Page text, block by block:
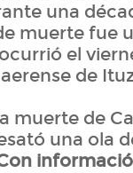
una
muerte fue
el
de
muerte de
una ola